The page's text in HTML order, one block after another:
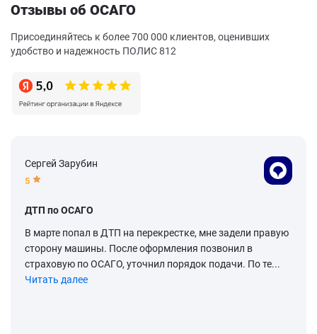
Отзывы об ОСАГО
Присоединяйтесь к более 700 000 клиентов, оценивших
удобство и надежность ПОЛИС 812
Сергей Зарубин
5
ДТП по ОСАГО
В марте попал в ДТП на перекрестке, мне задели правую
сторону машины. После оформления позвонил в
страховую по ОСАГО, уточнил порядок подачи. По те...
Читать далее